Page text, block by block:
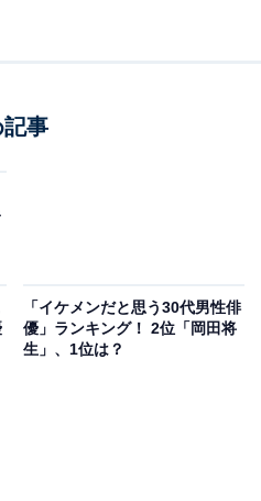
電王』（テレビ朝日系）で
。主な出演作はドラマ
半分、青い。』、映画『る
られなかった者たちへ』な
数234万人（4月5日時点）
す。
べての世代に魅力が通じる
事
「イケメンだと思う30代男性俳
優」ランキング！ 2位「岡田将
生」、1位は？